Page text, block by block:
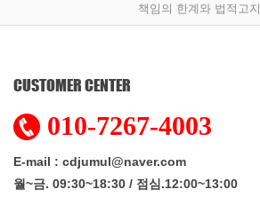
책임의 한계와 법적고지
CUSTOMER CENTER
010-7267-4003
E-mail : cdjumul@naver.com
월~금. 09:30~18:30 / 점심.12:00~13:00